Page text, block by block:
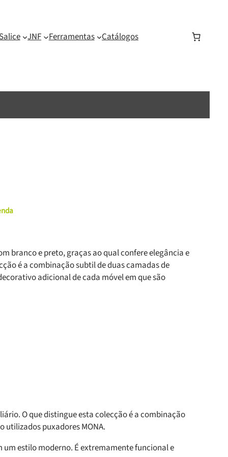
JNF Ferramentas Catálogos
branco e preto, graças ao qual confere elegância e
é a combinação subtil de duas camadas de
adicional de cada móvel em que são
O que distingue esta colecção é a combinação
utilizados puxadores MONA.
estilo moderno. É extremamente funcional e